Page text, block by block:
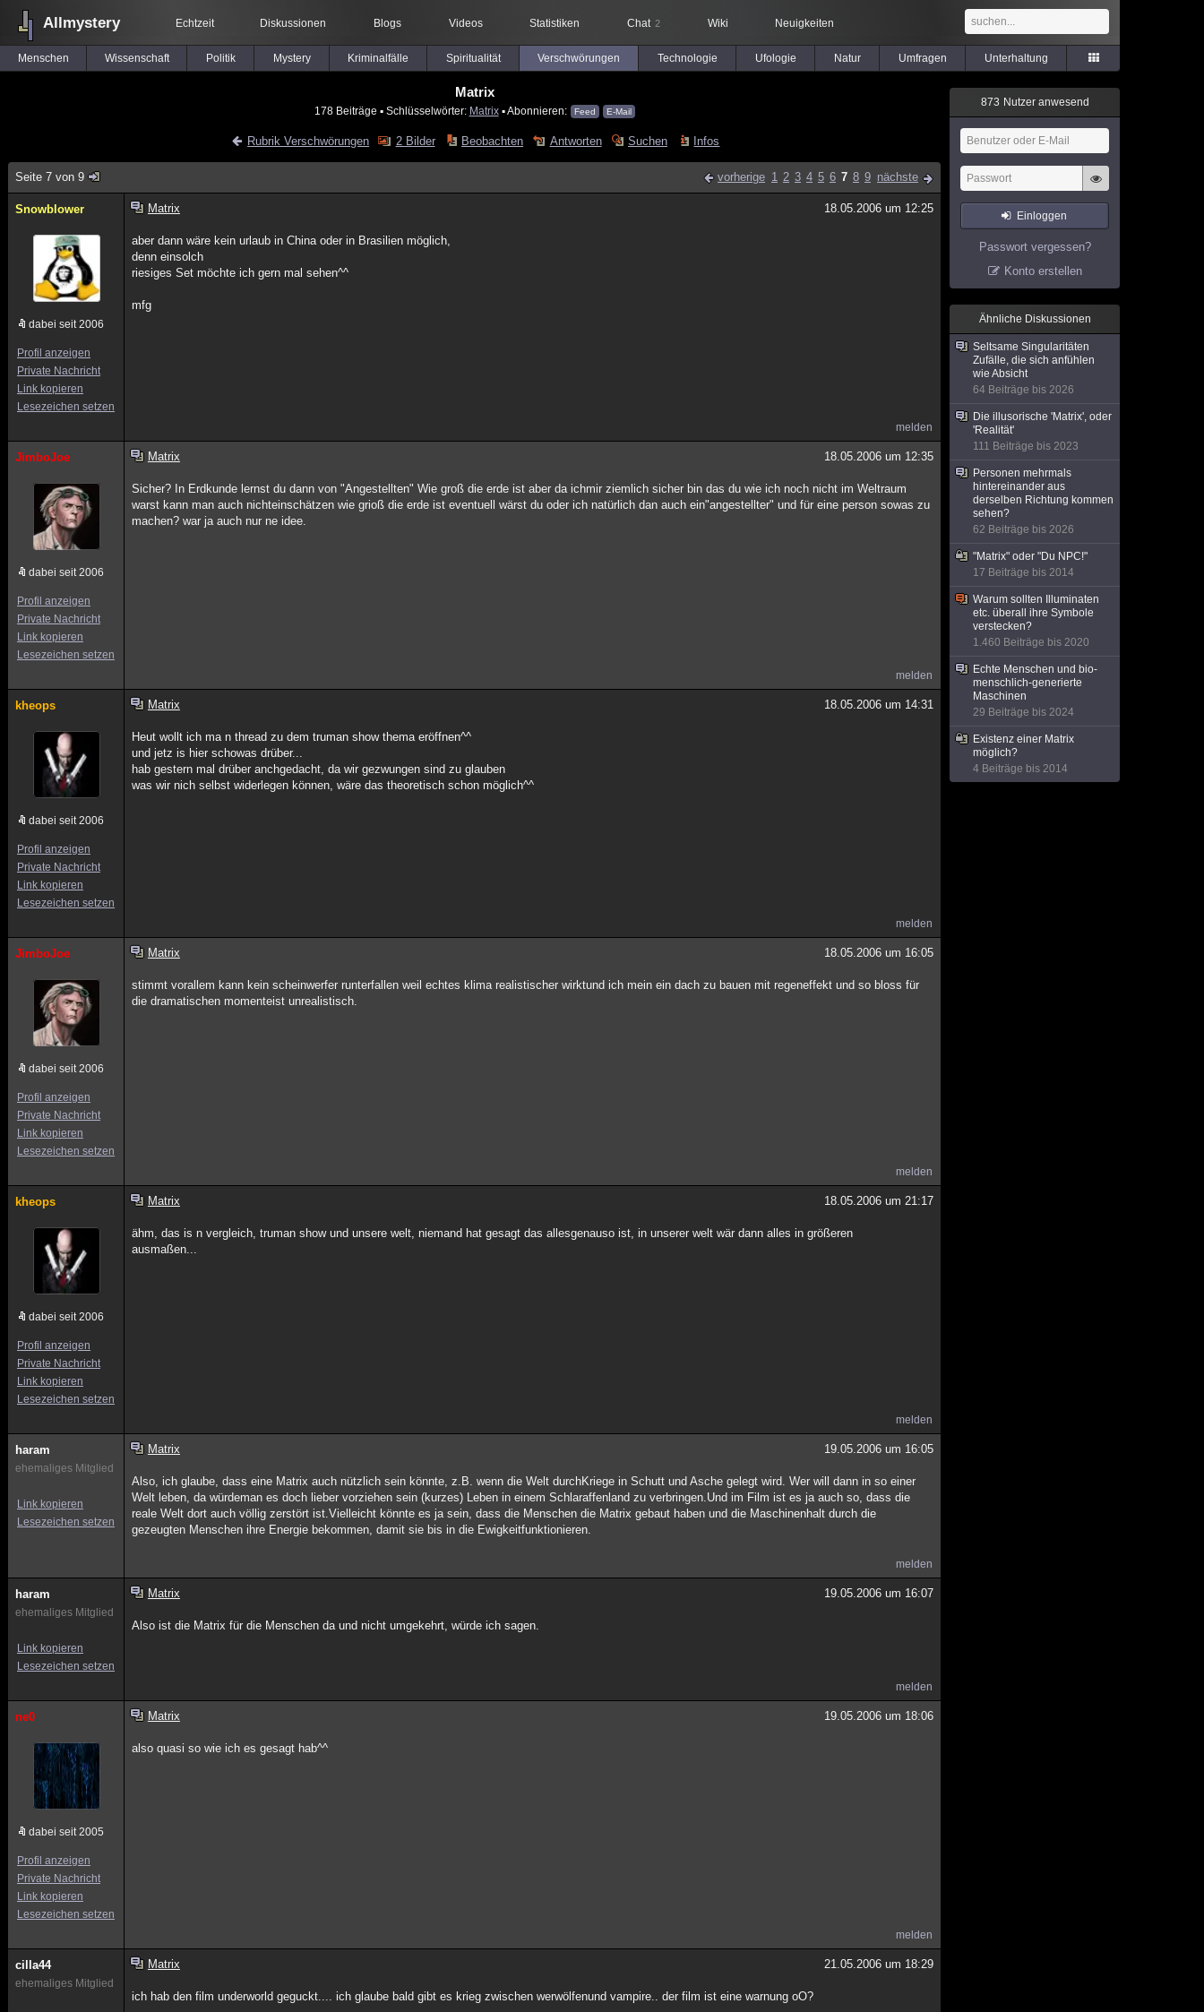
Allmystery Echtzeit Diskussionen Blogs Videos Statistiken Chat 2 Wiki Neuigkeiten
Menschen Wissenschaft Politik Mystery Kriminalfälle Spiritualität Verschwörungen Technologie Ufologie Natur Umfragen Unterhaltung
Matrix
178 Beiträge ▪ Schlüsselwörter: Matrix▪ Abonnieren: Feed E-Mail
Rubrik Verschwörungen 2 Bilder Beobachten Antworten Suchen Infos
Seite 7 von 9 vorherige 1 2 3 4 5 6 7 8 9 nächste
Snowblower
dabei seit 2006
Profil anzeigen
Private Nachricht
Link kopieren
Lesezeichen setzen
Matrix 18.05.2006 um 12:25
aber dann wäre kein urlaub in China oder in Brasilien möglich,
denn einsolch
riesiges Set möchte ich gern mal sehen^^
mfg
melden
JimboJoe
dabei seit 2006
Profil anzeigen
Private Nachricht
Link kopieren
Lesezeichen setzen
Matrix 18.05.2006 um 12:35
Sicher? In Erdkunde lernst du dann von "Angestellten" Wie groß die erde ist aber da ichmir ziemlich sicher bin das du wie ich noch nicht im Weltraum
warst kann man auch nichteinschätzen wie grioß die erde ist eventuell wärst du oder ich natürlich dan auch ein"angestellter" und für eine person sowas zu
machen? war ja auch nur ne idee.
melden
kheops
dabei seit 2006
Profil anzeigen
Private Nachricht
Link kopieren
Lesezeichen setzen
Matrix 18.05.2006 um 14:31
Heut wollt ich ma n thread zu dem truman show thema eröffnen^^
und jetz is hier schowas drüber...
hab gestern mal drüber anchgedacht, da wir gezwungen sind zu glauben
was wir nich selbst widerlegen können, wäre das theoretisch schon möglich^^
melden
JimboJoe
dabei seit 2006
Profil anzeigen
Private Nachricht
Link kopieren
Lesezeichen setzen
Matrix 18.05.2006 um 16:05
stimmt vorallem kann kein scheinwerfer runterfallen weil echtes klima realistischer wirktund ich mein ein dach zu bauen mit regeneffekt und so bloss für
die dramatischen momenteist unrealistisch.
melden
kheops
dabei seit 2006
Profil anzeigen
Private Nachricht
Link kopieren
Lesezeichen setzen
Matrix 18.05.2006 um 21:17
ähm, das is n vergleich, truman show und unsere welt, niemand hat gesagt das allesgenauso ist, in unserer welt wär dann alles in größeren
ausmaßen...
melden
haram
ehemaliges Mitglied
Link kopieren
Lesezeichen setzen
Matrix 19.05.2006 um 16:05
Also, ich glaube, dass eine Matrix auch nützlich sein könnte, z.B. wenn die Welt durchKriege in Schutt und Asche gelegt wird. Wer will dann in so einer
Welt leben, da würdeman es doch lieber vorziehen sein (kurzes) Leben in einem Schlaraffenland zu verbringen.Und im Film ist es ja auch so, dass die
reale Welt dort auch völlig zerstört ist.Vielleicht könnte es ja sein, dass die Menschen die Matrix gebaut haben und die Maschinenhalt durch die
gezeugten Menschen ihre Energie bekommen, damit sie bis in die Ewigkeitfunktionieren.
melden
haram
ehemaliges Mitglied
Link kopieren
Lesezeichen setzen
Matrix 19.05.2006 um 16:07
Also ist die Matrix für die Menschen da und nicht umgekehrt, würde ich sagen.
melden
ne0
dabei seit 2005
Profil anzeigen
Private Nachricht
Link kopieren
Lesezeichen setzen
Matrix 19.05.2006 um 18:06
also quasi so wie ich es gesagt hab^^
melden
cilla44
ehemaliges Mitglied
Matrix 21.05.2006 um 18:29
ich hab den film underworld geguckt.... ich glaube bald gibt es krieg zwischen werwölfenund vampire.. der film ist eine warnung oO?
873 Nutzer anwesend
Einloggen
Passwort vergessen?
Konto erstellen
Ähnliche Diskussionen
Seltsame Singularitäten
Zufälle, die sich anfühlen
wie Absicht
64 Beiträge bis 2026
Die illusorische 'Matrix', oder
'Realität'
111 Beiträge bis 2023
Personen mehrmals
hintereinander aus
derselben Richtung kommen
sehen?
62 Beiträge bis 2026
"Matrix" oder "Du NPC!"
17 Beiträge bis 2014
Warum sollten Illuminaten
etc. überall ihre Symbole
verstecken?
1.460 Beiträge bis 2020
Echte Menschen und bio-
menschlich-generierte
Maschinen
29 Beiträge bis 2024
Existenz einer Matrix
möglich?
4 Beiträge bis 2014